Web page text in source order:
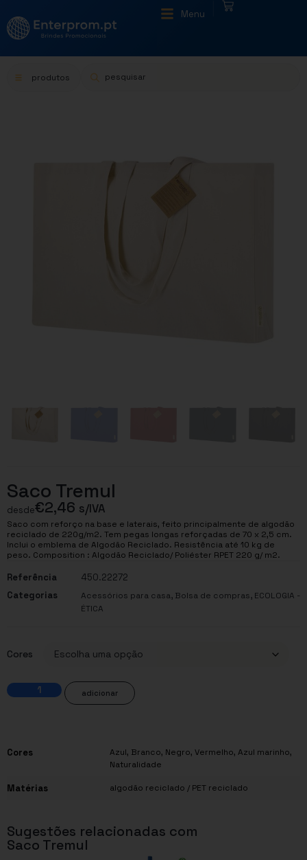
Menu
produtos
Saco Tremul
desde€2,46 s/IVA
Saco com reforço na base e laterais, feito principalmente de algodão
reciclado de 220g/m2. Tem pegas longas reforçadas de 70 x 2,5 cm.
Inclui o emblema de Algodão Reciclado. Resistência até 10 kg de
peso. Composition : Algodão Reciclado/ Poliéster RPET 220 g/ m2.
Referência
450.22272
Categorias
Acessórios para casa, Bolsa de compras, ECOLOGIA -
ÉTICA
Cores
adicionar
Cores Azul, Branco, Negro, Vermelho, Azul marinho,
Naturalidade
Matérias algodão reciclado / PET reciclado
Sugestões relacionadas com
Saco Tremul